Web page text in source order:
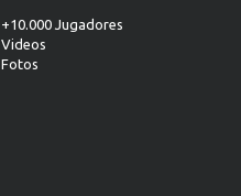
+10.000 Jugadores
Videos
Fotos